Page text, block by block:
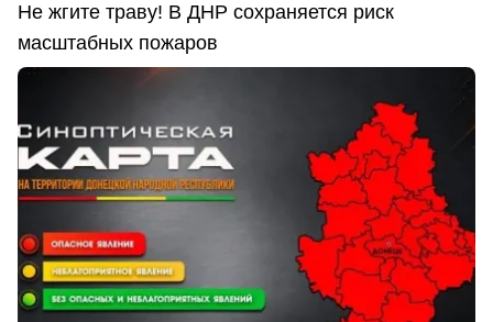
Не жгите траву! В ДНР сохраняется риск
масштабных пожаров